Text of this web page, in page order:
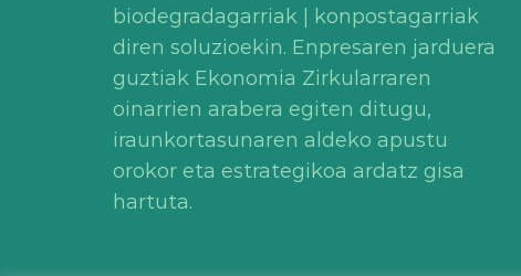
biodegradagarriak | konpostagarriak
diren soluzioekin. Enpresaren jarduera
guztiak Ekonomia Zirkularraren
oinarrien arabera egiten ditugu,
iraunkortasunaren aldeko apustu
orokor eta estrategikoa ardatz gisa
hartuta.